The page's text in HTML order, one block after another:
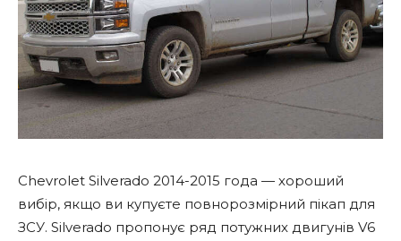
Chevrolet Silverado 2014-2015 года — хороший
вибір, якщо ви купуєте повнорозмірний пікап для
ЗСУ. Silverado пропонує ряд потужних двигунів V6